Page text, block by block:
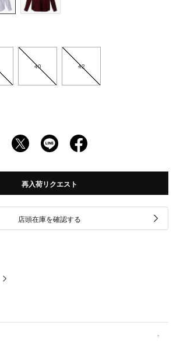
40 42
再入荷リクエスト
店頭在庫を確認する